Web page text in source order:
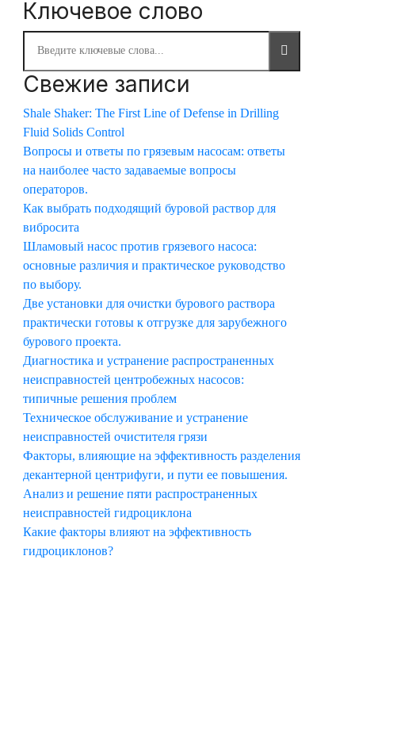
Ключевое слово
Свежие записи
Shale Shaker: The First Line of Defense in Drilling
Fluid Solids Control
Вопросы и ответы по грязевым насосам: ответы
на наиболее часто задаваемые вопросы
операторов.
Как выбрать подходящий буровой раствор для
вибросита
Шламовый насос против грязевого насоса:
основные различия и практическое руководство
по выбору.
Две установки для очистки бурового раствора
практически готовы к отгрузке для зарубежного
бурового проекта.
Диагностика и устранение распространенных
неисправностей центробежных насосов:
типичные решения проблем
Техническое обслуживание и устранение
неисправностей очистителя грязи
Факторы, влияющие на эффективность разделения
декантерной центрифуги, и пути ее повышения.
Анализ и решение пяти распространенных
неисправностей гидроциклона
Какие факторы влияют на эффективность
гидроциклонов?